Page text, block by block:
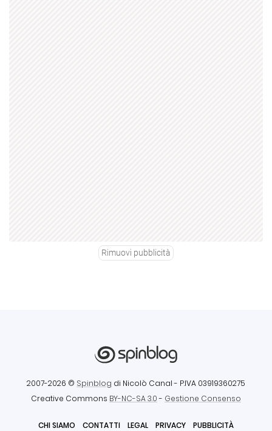
Rimuovi pubblicità
2007-2026 © Spinblog di Nicolò Canal - P.IVA 03919360275
Creative Commons BY-NC-SA 3.0- Gestione Consenso
CHI SIAMO CONTATTI LEGAL PRIVACY PUBBLICITÀ